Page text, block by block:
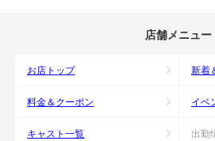
店舗メニュー
お店トップ 新着
料金＆クーポン イベ
キャスト一覧 出勤